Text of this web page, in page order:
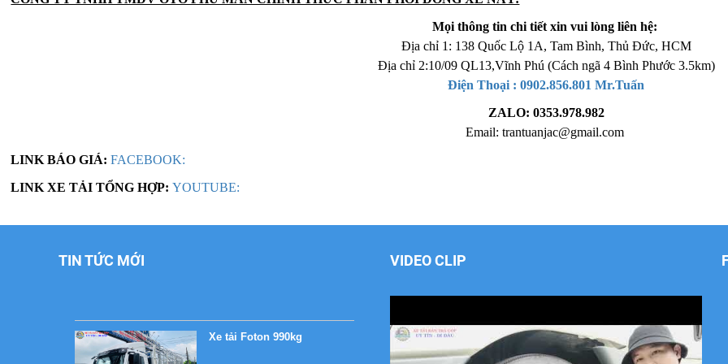
Mọi thông tin chi tiết xin vui lòng liên hệ:
Địa chỉ 1: 138 Quốc Lộ 1A, Tam Bình, Thủ Đức, HCM
Địa chỉ 2:10/09 QL13,Vĩnh Phú (Cách ngã 4 Bình Phước 3.5km)
Điện Thoại : 0902.856.801 Mr.Tuấn
ZALO: 0353.978.982
Email: trantuanjac@gmail.com
LINK BÁO GIÁ: FACEBOOK:
LINK XE TẢI TỔNG HỢP: YOUTUBE:
TIN TỨC MỚI
Xe tải Foton 990kg
VIDEO CLIP